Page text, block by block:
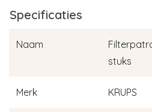
Specificaties
Naam
stuks
Merk KRUPS